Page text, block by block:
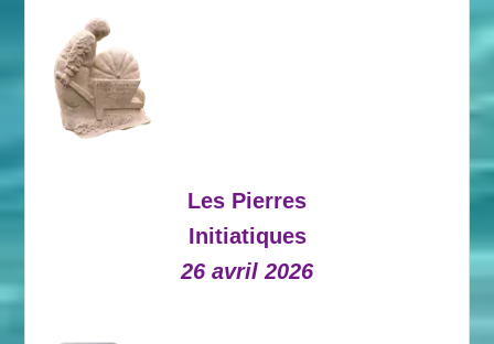
Les Pierres
Initiatiques
26 avril 2026